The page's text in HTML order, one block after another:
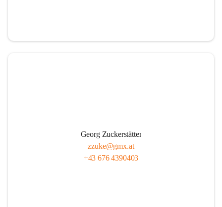
Georg Zuckerstätter
zzuke@gmx.at
+43 676 4390403